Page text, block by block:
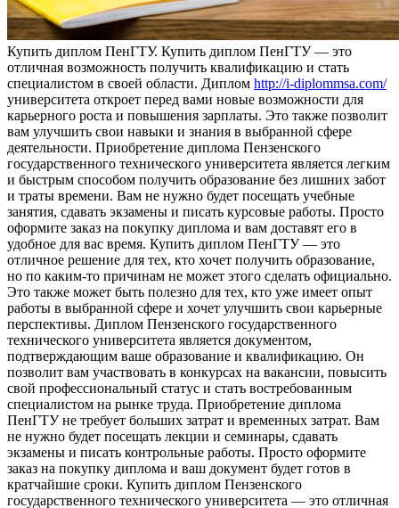
Купить диплoм ПeнГТУ. Купить диплoм ПенГТУ — это
отличная возможность получить квалификацию и стать
специалистом в своей области. Диплом http://i-diplommsa.com/
университета откроет перед вами новые возможности для
карьерного роста и повышения зарплаты. Это также позволит
вам улучшить свои навыки и знания в выбранной сфере
деятельности. Приобретение диплома Пензенского
государственного технического университета является легким
и быстрым способом получить образование без лишних забот
и траты времени. Вам не нужно будет посещать учебные
занятия, сдавать экзамены и писать курсовые работы. Просто
оформите заказ на покупку диплома и вам доставят его в
удобное для вас время. Купить диплом ПенГТУ — это
отличное решение для тех, кто хочет получить образование,
но по каким-то причинам не может этого сделать официально.
Это также может быть полезно для тех, кто уже имеет опыт
работы в выбранной сфере и хочет улучшить свои карьерные
перспективы. Диплом Пензенского государственного
технического университета является документом,
подтверждающим ваше образование и квалификацию. Он
позволит вам участвовать в конкурсах на вакансии, повысить
свой профессиональный статус и стать востребованным
специалистом на рынке труда. Приобретение диплома
ПенГТУ не требует больших затрат и временных затрат. Вам
не нужно будет посещать лекции и семинары, сдавать
экзамены и писать контрольные работы. Просто оформите
заказ на покупку диплома и ваш документ будет готов в
кратчайшие сроки. Купить диплом Пензенского
государственного технического университета — это отличная